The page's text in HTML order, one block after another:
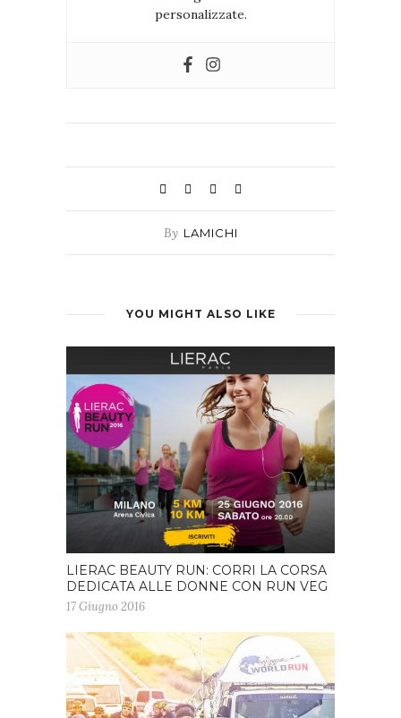
personalizzate.
By LAMICHI
YOU MIGHT ALSO LIKE
LIERAC BEAUTY RUN: CORRI LA CORSA
DEDICATA ALLE DONNE CON RUN VEG
17 Giugno 2016